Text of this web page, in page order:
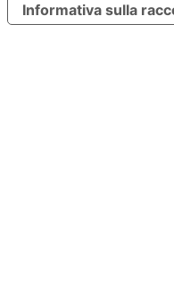
Informativa sulla